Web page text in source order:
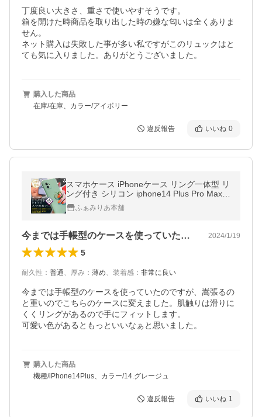
丁度良い大きさ、重さで使いやすそうです。
箱を開けた時商品を取り出した時の嫌な匂いは全くありま
せん。
ネット購入は失敗した事が多い私ですがこのリュックはと
購入した商品
在庫/在庫、カラー/アイボリー
違反報告 いいね 0
スマホケース iPhoneケース リング一体型 リ
ング付き シリコン iphone14 Plus Pro Max ip
hone13 mini iphone12 iphoneSE (第2世代
第3世代) スマホカバー
ふぁみりあ本舗
今までは手帳型のケースを使っていたので… 2024/1/19
5
耐久性 ： 普通、 厚み ： 薄め、 装着感 ： 非常に良い
今までは手帳型のケースを使っていたのですが、嵩張るの
と重いのでこちらのケースに変えました。肌触りは滑りに
くくリングがあるので手にフィットします。
可愛い色があるともっといいなぁと思いました。
購入した商品
機種/iPhone14Plus、カラー/14.グレージュ
違反報告 いいね 1